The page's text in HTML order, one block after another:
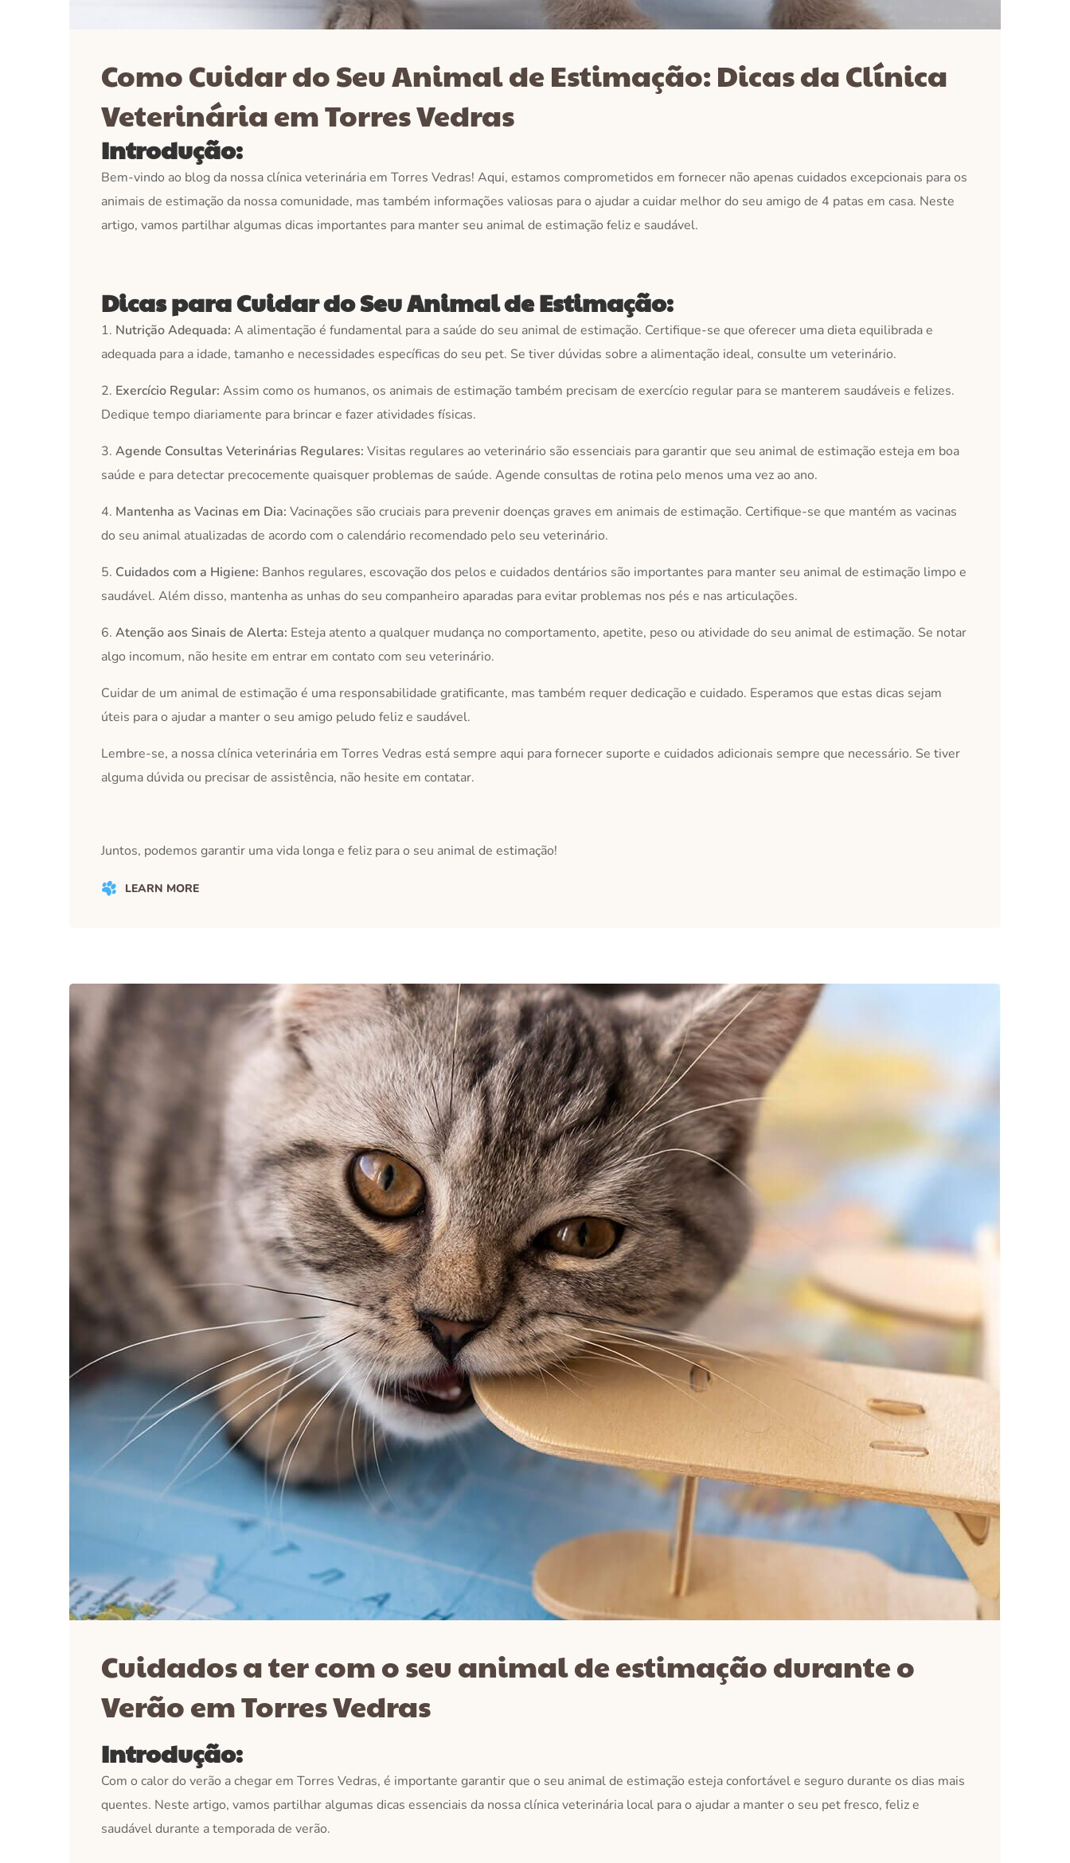
Como Cuidar do Seu Animal de Estimação: Dicas da Clínica
Veterinária em Torres Vedras
Introdução:
Bem-vindo ao blog da nossa clínica veterinária em Torres Vedras! Aqui, estamos comprometidos em fornecer não apenas cuidados excepcionais para os
animais de estimação da nossa comunidade, mas também informações valiosas para o ajudar a cuidar melhor do seu amigo de 4 patas em casa. Neste
artigo, vamos partilhar algumas dicas importantes para manter seu animal de estimação feliz e saudável.
Dicas para Cuidar do Seu Animal de Estimação:
1. Nutrição Adequada: A alimentação é fundamental para a saúde do seu animal de estimação. Certifique-se que oferecer uma dieta equilibrada e
adequada para a idade, tamanho e necessidades específicas do seu pet. Se tiver dúvidas sobre a alimentação ideal, consulte um veterinário.
2. Exercício Regular: Assim como os humanos, os animais de estimação também precisam de exercício regular para se manterem saudáveis e felizes.
Dedique tempo diariamente para brincar e fazer atividades físicas.
3. Agende Consultas Veterinárias Regulares: Visitas regulares ao veterinário são essenciais para garantir que seu animal de estimação esteja em boa
saúde e para detectar precocemente quaisquer problemas de saúde. Agende consultas de rotina pelo menos uma vez ao ano.
4. Mantenha as Vacinas em Dia: Vacinações são cruciais para prevenir doenças graves em animais de estimação. Certifique-se que mantém as vacinas
do seu animal atualizadas de acordo com o calendário recomendado pelo seu veterinário.
5. Cuidados com a Higiene: Banhos regulares, escovação dos pelos e cuidados dentários são importantes para manter seu animal de estimação limpo e
saudável. Além disso, mantenha as unhas do seu companheiro aparadas para evitar problemas nos pés e nas articulações.
6. Atenção aos Sinais de Alerta: Esteja atento a qualquer mudança no comportamento, apetite, peso ou atividade do seu animal de estimação. Se notar
algo incomum, não hesite em entrar em contato com seu veterinário.
Cuidar de um animal de estimação é uma responsabilidade gratificante, mas também requer dedicação e cuidado. Esperamos que estas dicas sejam
úteis para o ajudar a manter o seu amigo peludo feliz e saudável.
Lembre-se, a nossa clínica veterinária em Torres Vedras está sempre aqui para fornecer suporte e cuidados adicionais sempre que necessário. Se tiver
alguma dúvida ou precisar de assistência, não hesite em contatar.
Juntos, podemos garantir uma vida longa e feliz para o seu animal de estimação!
LEARN MORE
Cuidados a ter com o seu animal de estimação durante o
Verão em Torres Vedras
Introdução:
Com o calor do verão a chegar em Torres Vedras, é importante garantir que o seu animal de estimação esteja confortável e seguro durante os dias mais
quentes. Neste artigo, vamos partilhar algumas dicas essenciais da nossa clínica veterinária local para o ajudar a manter o seu pet fresco, feliz e
saudável durante a temporada de verão.